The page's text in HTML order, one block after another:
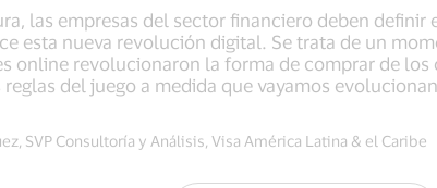
las empresas del sector financiero deben
esta nueva revolución digital. Se trata de un
online revolucionaron la forma de comprar de los
del juego a medida que vayamos
SVP Consultoría y Análisis, Visa América Latina & el Caribe